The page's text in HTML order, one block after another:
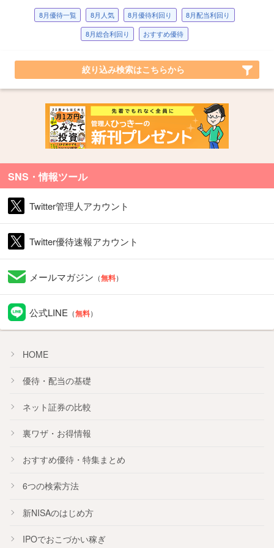
8月優待一覧 8月人気 8月優待利回り
8月配当利回り
8月総合利回り
おすすめ優待
絞り込み検索はこちらから
SNS・情報ツール
Twitter管理人アカウント
Twitter優待速報アカウント
メールマガジン （無料）
公式LINE （無料）
HOME
優待・配当の基礎
ネット証券の比較
裏ワザ・お得情報
おすすめ優待・ 特集まとめ
6つの検索方法
新NISAのはじめ方
IPOでおこづかい稼ぎ